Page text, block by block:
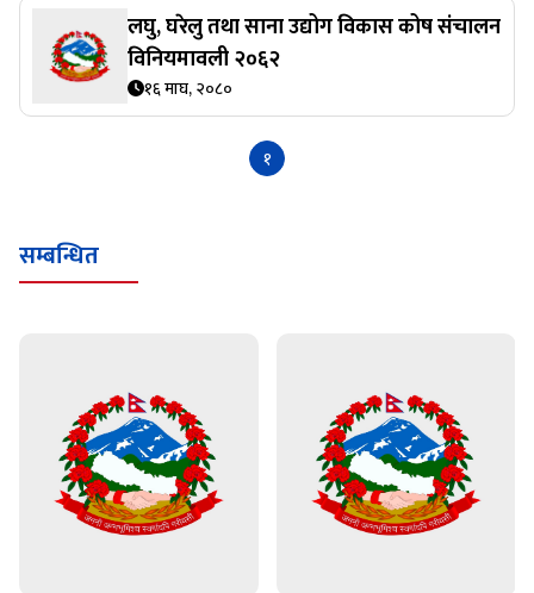
लघु, घरेलु तथा साना उद्योग विकास कोष स‌ंचालन
विनियमावली २०६२
१६ माघ, २०८०
१
सम्बन्धित